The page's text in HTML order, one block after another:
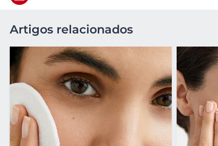
Artigos relacionados